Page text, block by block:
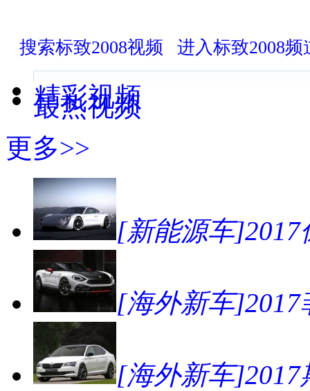
搜索标致2008视频 进入标致2008频
精彩视频
最热视频
更多>>
[新能源车]2017
[海外新车]2017
[海外新车]2017